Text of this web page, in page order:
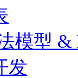
模型 &
发